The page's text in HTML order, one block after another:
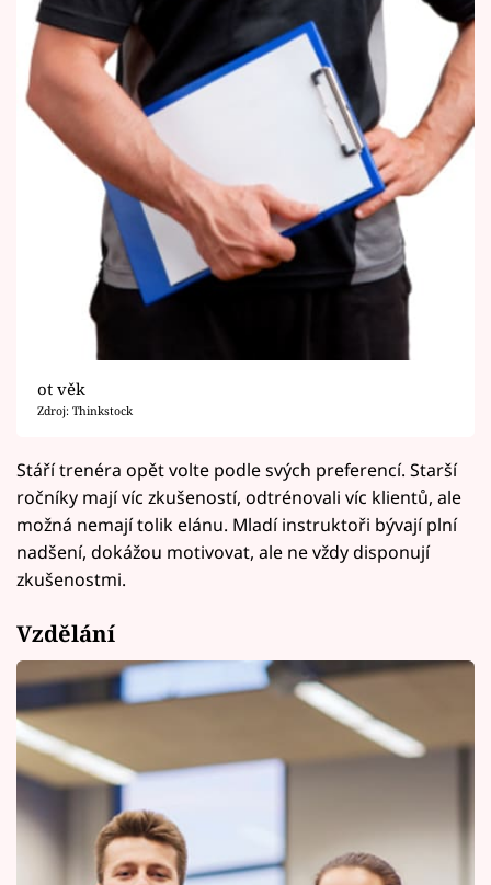
ot věk
Zdroj: Thinkstock
Stáří trenéra opět volte podle svých preferencí. Starší
ročníky mají víc zkušeností, odtrénovali víc klientů, ale
možná nemají tolik elánu. Mladí instruktoři bývají plní
nadšení, dokážou motivovat, ale ne vždy disponují
zkušenostmi.
Vzdělání